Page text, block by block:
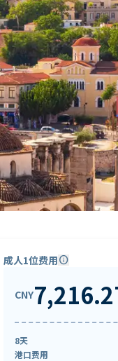
成人1位费用info
CNY
8天
港口费用